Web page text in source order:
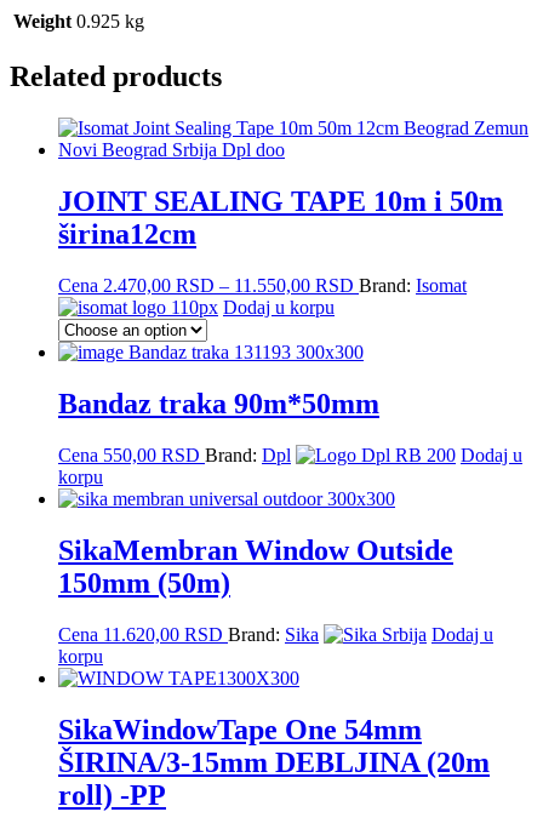
Weight 0.925 kg
Related products
JOINT SEALING TAPE 10m i 50m
širina12cm
Cena 2.470,00 RSD – 11.550,00 RSD Price
through
Brand: Isomat
Dodaj u korpu
This
has
multiple
The
options
may
chosen
on
the
page
Bandaz traka 90m*50mm
Cena 550,00 RSD Brand: Dpl
Dodaj u
korpu
SikaMembran Window Outside
150mm (50m)
Cena 11.620,00 RSD Brand: Sika
Dodaj u
korpu
SikaWindowTape One 54mm
ŠIRINA/3-15mm DEBLJINA (20m
roll) -PP